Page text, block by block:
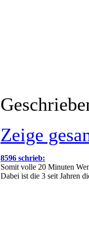
Zeige
8596 schrieb:
Somit volle 20 Minuten
Dabei ist die 3 seit Jahren